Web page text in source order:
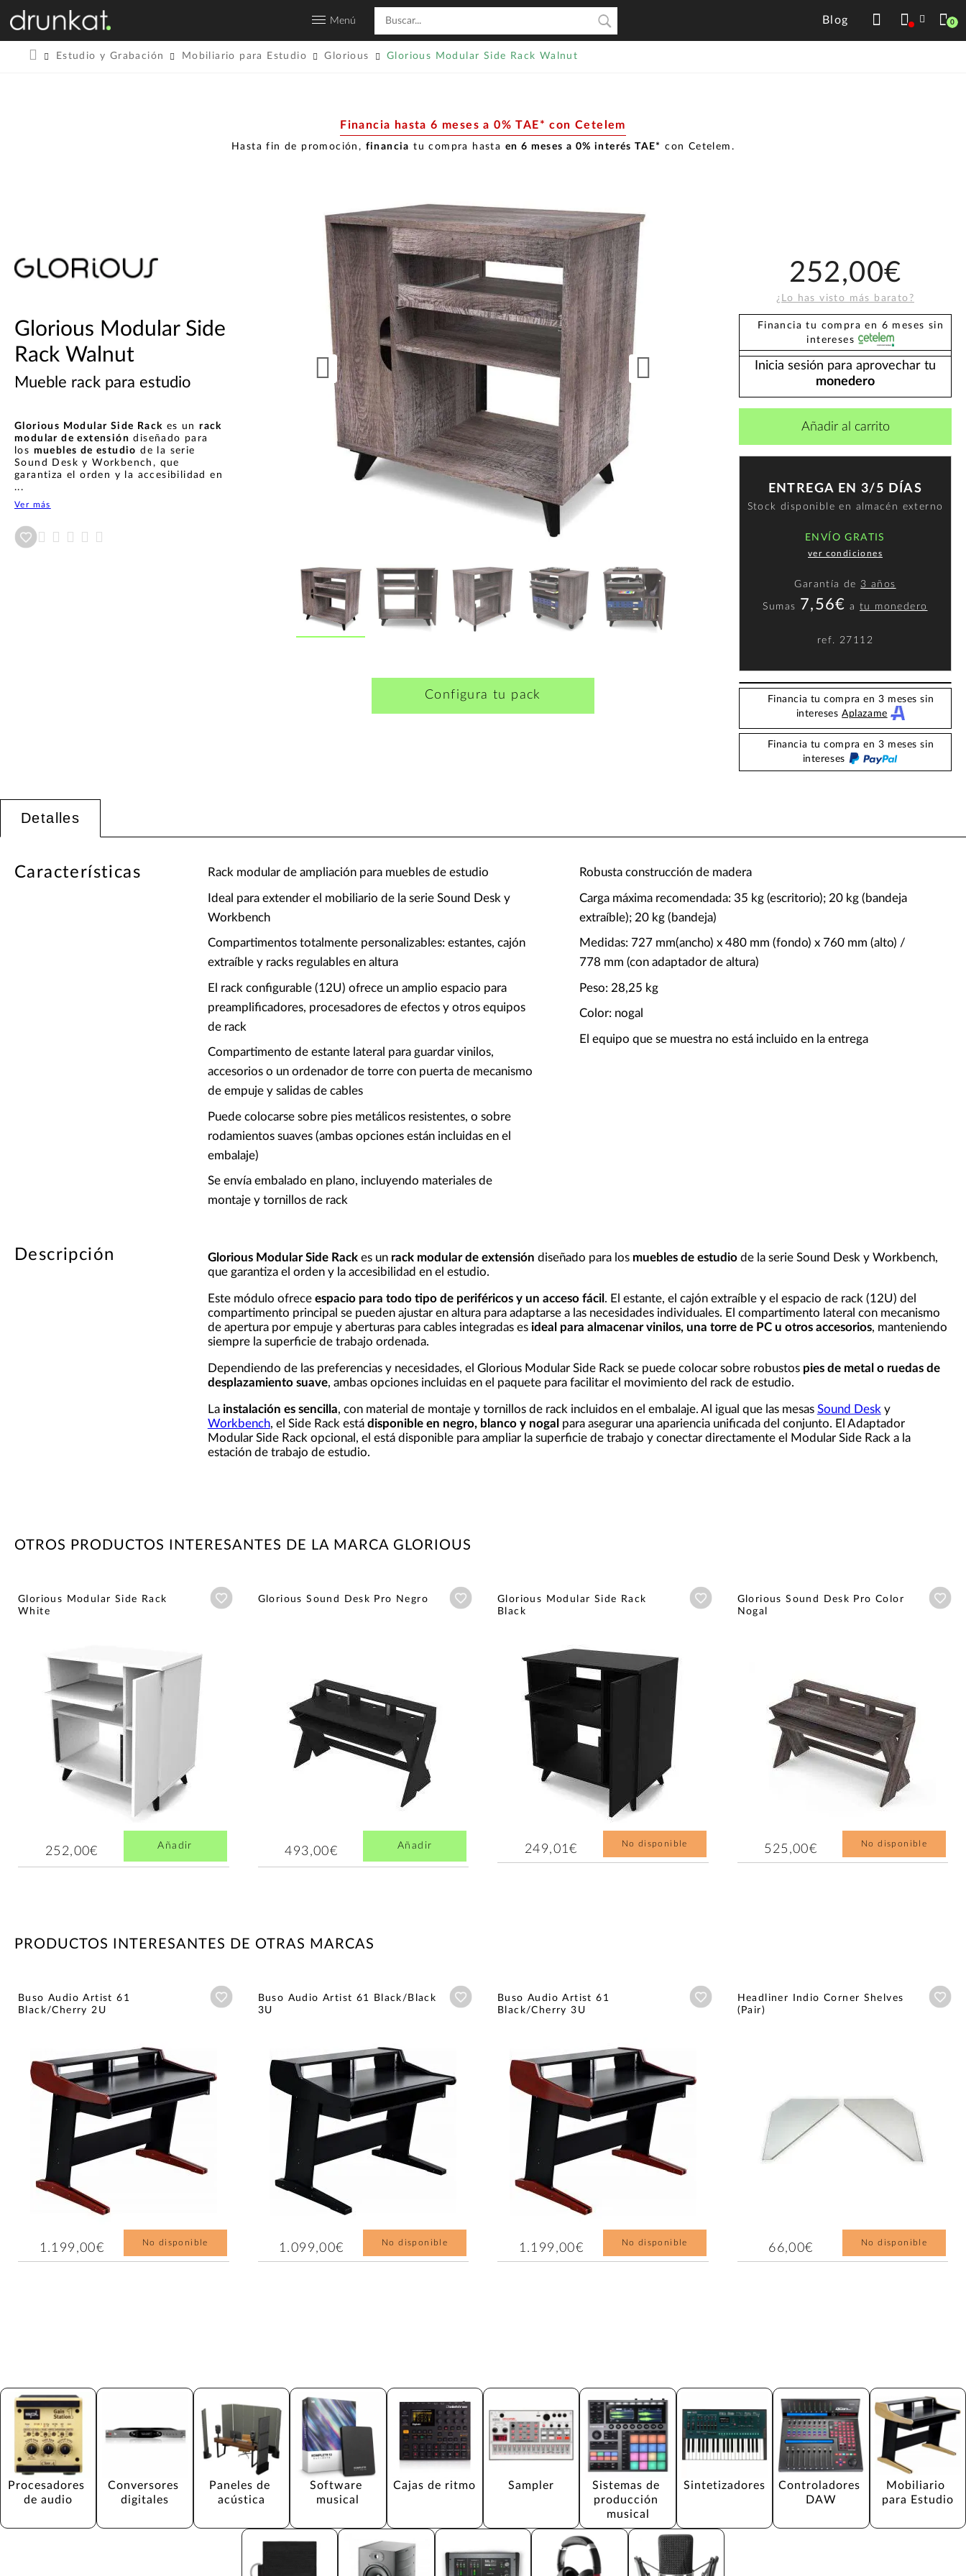
Menú Blog 0
Estudio y Grabación Mobiliario para Estudio Glorious Glorious Modular Side Rack Walnut
Financia hasta 6 meses a 0% TAE* con Cetelem
Hasta fin de promoción, financia tu compra hasta en 6 meses a 0% interés TAE* con Cetelem.
Glorious Modular Side
Rack Walnut
Mueble rack para estudio
Glorious Modular Side Rack es unrack
modular de extensión diseñado para
los muebles de estudio de la serie
Sound Desk y Workbench, que
garantiza el orden y la accesibilidad en
...
Ver más
Configura tu pack
252,00€
¿Lo has visto más barato?
Financia tu compra en 6 meses sin
intereses
Inicia sesión para aprovechar tu
monedero
Añadir al carrito
ENTREGA EN 3/5 DÍAS
Stock disponible en almacén externo
ENVÍO GRATIS
ver condiciones
Garantía de 3 años
Sumas 7,56€ atu monedero
ref. 27112
Financia tu compra en 3 meses sin
interesesAplazame
Financia tu compra en 3 meses sin
intereses
Detalles
Características Rack modular de ampliación para muebles de estudio
Ideal para extender el mobiliario de la serie Sound Desk y
Workbench
Compartimentos totalmente personalizables: estantes, cajón
extraíble y racks regulables en altura
El rack configurable (12U) ofrece un amplio espacio para
preamplificadores, procesadores de efectos y otros equipos
de rack
Compartimento de estante lateral para guardar vinilos,
accesorios o un ordenador de torre con puerta de mecanismo
de empuje y salidas de cables
Puede colocarse sobre pies metálicos resistentes, o sobre
rodamientos suaves (ambas opciones están incluidas en el
embalaje)
Se envía embalado en plano, incluyendo materiales de
montaje y tornillos de rack
Robusta construcción de madera
Carga máxima recomendada: 35 kg (escritorio); 20 kg (bandeja
extraíble); 20 kg (bandeja)
Medidas: 727 mm(ancho) x 480 mm (fondo) x 760 mm (alto) /
778 mm (con adaptador de altura)
Peso: 28,25 kg
Color: nogal
El equipo que se muestra no está incluido en la entrega
Descripción Glorious Modular Side Rackes un rack modular de extensión diseñado para los muebles de estudiode la serie Sound Desk y Workbench,
que garantiza el orden y la accesibilidad en el estudio.
Este módulo ofrece espacio para todo tipo de periféricos y un acceso fácil . El estante, el cajón extraíble y el espacio de rack (12U) del
compartimento principal se pueden ajustar en altura para adaptarse a las necesidades individuales. El compartimento lateral con mecanismo
de apertura por empuje y aberturas para cables integradas es ideal para almacenar vinilos, una torre de PC u otros accesorios, manteniendo
siempre la superficie de trabajo ordenada.
Dependiendo de las preferencias y necesidades, el Glorious Modular Side Rack se puede colocar sobre robustos pies de metal o ruedas de
desplazamiento suave, ambas opciones incluidas en el paquete para facilitar el movimiento del rack de estudio.
La instalación es sencilla, con material de montaje y tornillos de rack incluidos en el embalaje. Al igual que las mesas Sound Desky
Workbench, el Side Rack está disponible en negro, blanco y nogal para asegurar una apariencia unificada del conjunto. El Adaptador
Modular Side Rack opcional, el está disponible para ampliar la superficie de trabajo y conectar directamente el Modular Side Rack a la
estación de trabajo de estudio.
OTROS PRODUCTOS INTERESANTES DE LA MARCA GLORIOUS
Glorious Modular Side Rack
White
Añadir a wishlist
252,00€ Añadir
Glorious Sound Desk Pro Negro Añadir a wishlist
493,00€ Añadir
Glorious Modular Side Rack
Black
Añadir a wishlist
249,01€ No disponible
Glorious Sound Desk Pro Color
Nogal
525,00€ No disponible
PRODUCTOS INTERESANTES DE OTRAS MARCAS
Buso Audio Artist 61
Black/Cherry 2U
Añadir a wishlist
1.199,00€ No disponible
Buso Audio Artist 61 Black/Black
3U
Añadir a wishlist
1.099,00€ No disponible
Buso Audio Artist 61
Black/Cherry 3U
Añadir a wishlist
1.199,00€ No disponible
Headliner Indio Corner Shelves
(Pair)
66,00€ No disponible
Procesadores
de audio
Conversores
digitales
Paneles de
acústica
Software
musical
Cajas de ritmo Sampler
Sistemas de
producción
musical
Sintetizadores
Controladores
DAW
Mobiliario
para Estudio